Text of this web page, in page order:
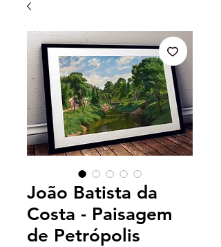
João Batista da
Costa - Paisagem
de Petrópolis